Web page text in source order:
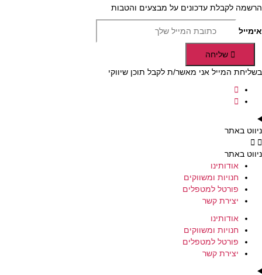
הרשמה לקבלת עדכונים על מבצעים והטבות
אימייל
שליחה
בשליחת המייל אני מאשר/ת לקבל תוכן שיווקי
ניווט באתר
ניווט באתר
אודותינו
חנויות ומשווקים
פורטל למטפלים
יצירת קשר
אודותינו
חנויות ומשווקים
פורטל למטפלים
יצירת קשר